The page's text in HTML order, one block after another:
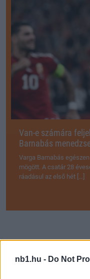
nb1.hu - Do Not
Van-e számára
Barnabás
Varga Barnabás
mögött. A csatár 28
ráadásul az első hét […]